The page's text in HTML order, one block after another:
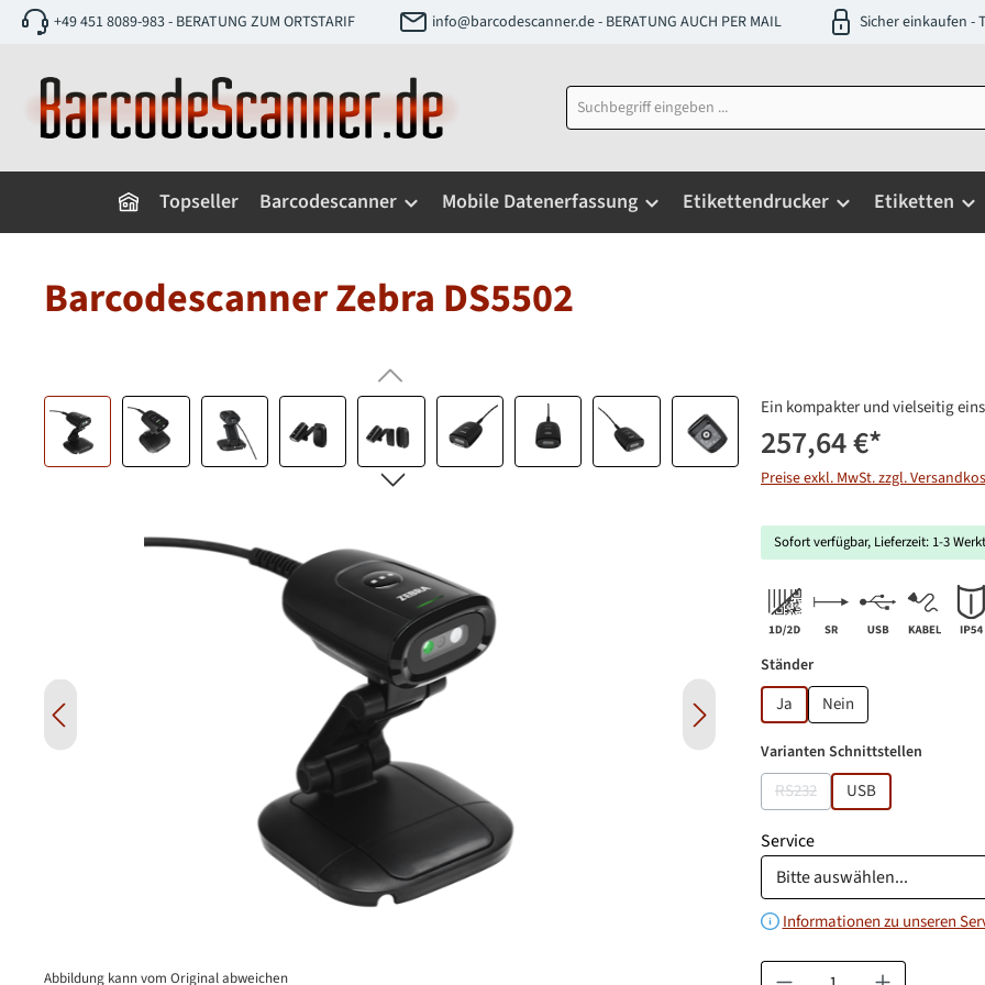
Hauptinhalt springen
Zur Suche springen
Zur Hauptnavigation springen
+49 451 8089-983 - BERATUNG ZUM ORTSTARIF info@barcodescanner.de - BERATUNG AUCH PER MAIL Sicher einkaufen -
Topseller Barcodescanner Mobile Datenerfassung Etikettendrucker Etiketten
Barcodescanner Zebra DS5502
Bildergalerie überspringen
Abbildung kann vom Original abweichen
Ein kompakter und vielseitig
257,64 €*
Preise exkl. MwSt. zzgl.
Sofort verfügbar, Lieferzeit: 1-3
Ständerauswählen
Ja Nein
Varianten Schnittstellen
RS232
(Diese Option ist zurzeit nicht
USB
Service
Informationen zu unseren
Produkt Anzahl: Gib den